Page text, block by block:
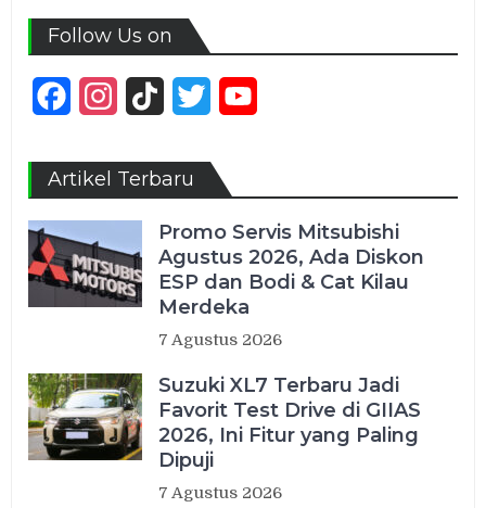
Follow Us on
FacebookInstagram
TikTok Twitter
Artikel Terbaru
Promo Servis Mitsubishi
Agustus 2026, Ada Diskon
ESP dan Bodi & Cat Kilau
Merdeka
7 Agustus 2026
Suzuki XL7 Terbaru Jadi
Favorit Test Drive di GIIAS
2026, Ini Fitur yang Paling
Dipuji
7 Agustus 2026